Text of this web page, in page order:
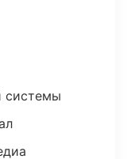
системы